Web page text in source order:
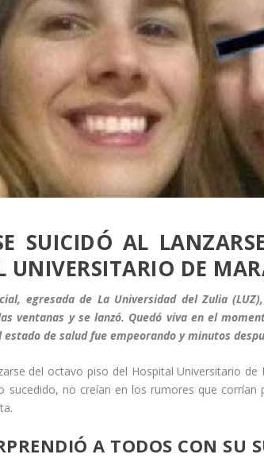
SUICIDÓ AL
UNIVERSITARIO DE
egresada de La Universidad del Zulia
ventanas y se lanzó. Quedó viva en el
estado de salud fue empeorando y minutos
del octavo piso del Hospital Universitario
sucedido, no creían en los rumores que corrían
A TODOS CON SU